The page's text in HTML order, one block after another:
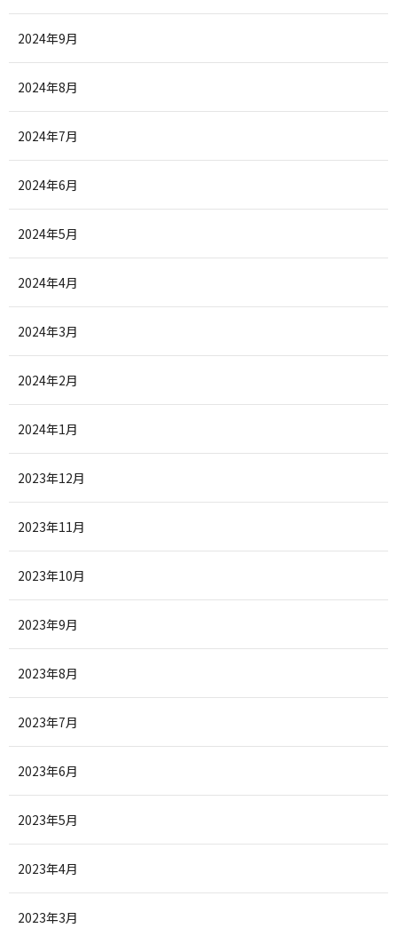
2024年9月
2024年8月
2024年7月
2024年6月
2024年5月
2024年4月
2024年3月
2024年2月
2024年1月
2023年12月
2023年11月
2023年10月
2023年9月
2023年8月
2023年7月
2023年6月
2023年5月
2023年4月
2023年3月